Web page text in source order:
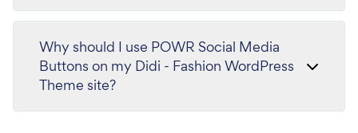
Why should I use POWR Social Media
Buttons on my Didi - Fashion WordPress
Theme site?